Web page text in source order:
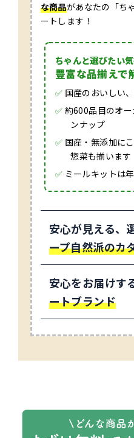
な商品があなたの「ち
ートします！
ちゃんと選びたい
豊富な品揃えで
✅ 国産のおいしい
✅ 約600品目のオ
ンナップ
✅ 国産・無添加に
惣菜も揃います
✅ ミールキットは
安心が見える、
ープ自然派のカ
安心をお届けす
ートブランド